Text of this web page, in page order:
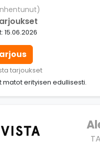
15.06.2026
tarjoukset
matot erityisen edullisesti.